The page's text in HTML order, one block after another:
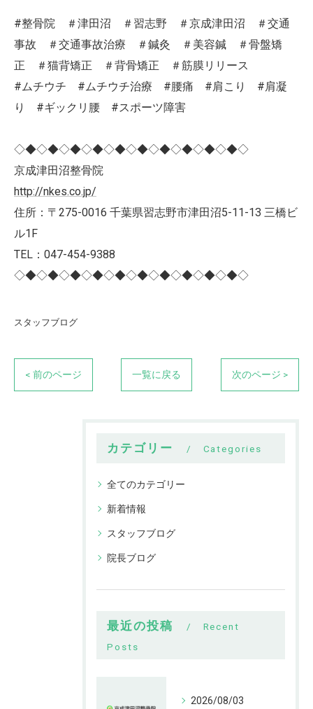
#整骨院 ＃津田沼 ＃習志野 ＃京成津田沼 ＃交通
事故 ＃交通事故治療 ＃鍼灸 ＃美容鍼 ＃骨盤矯
正 ＃猫背矯正 ＃背骨矯正 ＃筋膜リリース
#ムチウチ #ムチウチ治療 #腰痛 #肩こり #肩凝
り #ギックリ腰 #スポーツ障害
◇◆◇◆◇◆◇◆◇◆◇◆◇◆◇◆◇◆◇◆◇
京成津田沼整骨院
http://nkes.co.jp/
住所：〒275-0016 千葉県習志野市津田沼5-11-13 三橋ビ
ル1F
TEL：047-454-9388
◇◆◇◆◇◆◇◆◇◆◇◆◇◆◇◆◇◆◇◆◇
スタッフブログ
< 前のページ 一覧に戻る 次のページ >
カテゴリー Categories
全てのカテゴリー
新着情報
スタッフブログ
院長ブログ
最近の投稿
Recent
Posts
2026/08/03